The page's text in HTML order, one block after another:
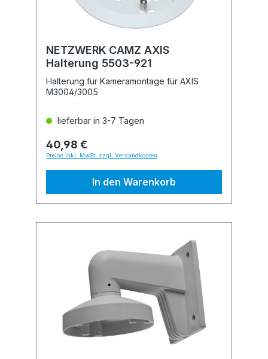
NETZWERK CAMZ AXIS
Halterung 5503-921
Halterung für Kameramontage für AXIS
M3004/3005
lieferbar in 3-7 Tagen
40,98 €
Preise inkl. MwSt. zzgl. Versandkosten
In den Warenkorb